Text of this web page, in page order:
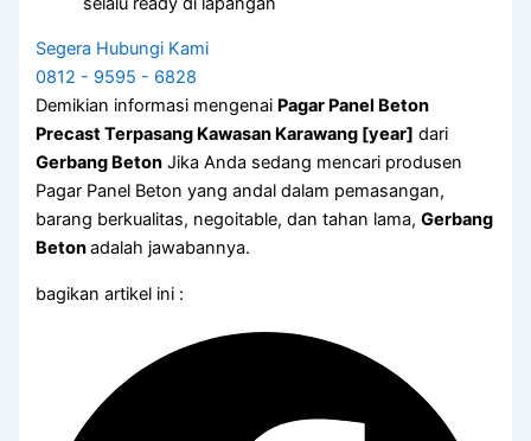
Segera Hubungi Kami
0812 - 9595 - 6828
Demikian informasi mengenai Pagar Panel Beton
Precast Terpasang Kawasan Karawang [year] dari
Gerbang Beton Jika Anda sedang mencari produsen
Pagar Panel Beton yang andal dalam pemasangan,
barang berkualitas, negoitable, dan tahan lama,Gerbang
Betonadalah jawabannya.
bagikan artikel ini :